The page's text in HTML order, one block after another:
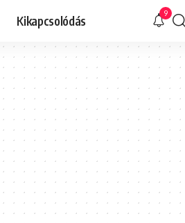
Kikapcsolódás 9